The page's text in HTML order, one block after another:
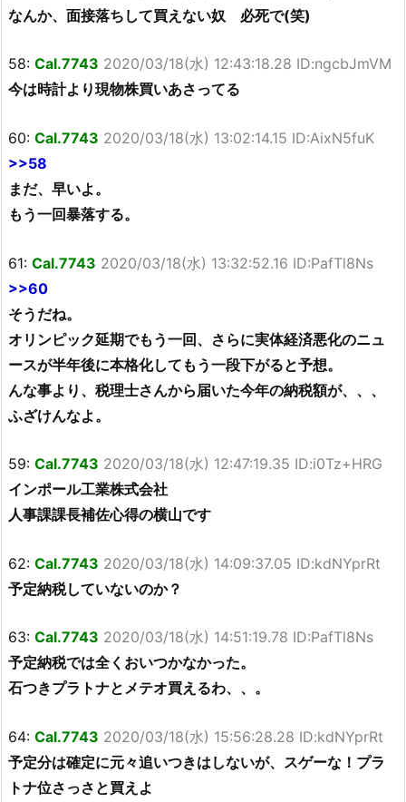
なんか、面接落ちして買えない奴 必死で(笑)
58: Cal.7743 2020/03/18(水) 12:43:18.28 ID:ngcbJmVM
今は時計より現物株買いあさってる
60: Cal.7743 2020/03/18(水) 13:02:14.15 ID:AixN5fuK
>>58
まだ、早いよ。
もう一回暴落する。
61: Cal.7743 2020/03/18(水) 13:32:52.16 ID:PafTl8Ns
>>60
そうだね。
オリンピック延期でもう一回、さらに実体経済悪化のニュ
ースが半年後に本格化してもう一段下がると予想。
んな事より、税理士さんから届いた今年の納税額が、、、
ふざけんなよ。
59: Cal.7743 2020/03/18(水) 12:47:19.35 ID:i0Tz+HRG
インポール工業株式会社
人事課課長補佐心得の横山です
62: Cal.7743 2020/03/18(水) 14:09:37.05 ID:kdNYprRt
予定納税していないのか？
63: Cal.7743 2020/03/18(水) 14:51:19.78 ID:PafTl8Ns
予定納税では全くおいつかなかった。
石つきプラトナとメテオ買えるわ、、。
64: Cal.7743 2020/03/18(水) 15:56:28.28 ID:kdNYprRt
予定分は確定に元々追いつきはしないが、スゲーな！プラ
トナ位さっさと買えよ